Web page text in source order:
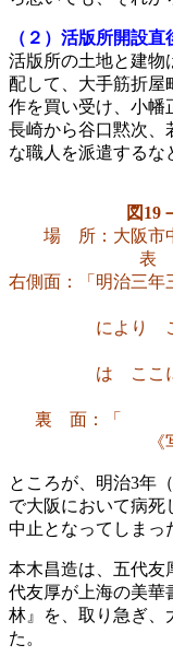
（２）活版所開設
活版所の土地と建物
配して、大手筋折屋
作を買い受け、小幡
長崎から谷口黙次、
な職人を派遣するな
図19
場 所：大阪市
表
右側面：「明治三
により この地
は ここに始ま
裏 面：「 昭
ところが、明治3年
で大阪において病死
中止となってしまっ
本木昌造は、五代友
代友厚が上海の美華
林』を、取り急ぎ、
た。